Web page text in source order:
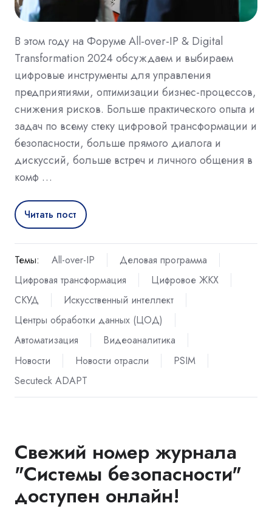
В этом году на Форуме All-over-IP & Digital
Transformation 2024 обсуждаем и выбираем
цифровые инструменты для управления
предприятиями, оптимизации бизнес-процессов,
снижения рисков. Больше практического опыта и
задач по всему стеку цифровой трансформации и
безопасности, больше прямого диалога и
дискуссий, больше встреч и личного общения в
комф …
Читать пост
Темы: All-over-IP
Деловая программа
Цифровая трансформация
Цифровое ЖКХ
СКУД
Искусственный интеллект
Центры обработки данных (ЦОД)
Автоматизация
Видеоаналитика
Новости
Новости отрасли
PSIM
Secuteck ADAPT
Свежий номер журнала
"Системы безопасности"
доступен онлайн!